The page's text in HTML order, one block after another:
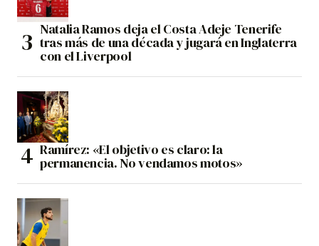
Natalia Ramos deja el Costa Adeje Tenerife
tras más de una década y jugará en Inglaterra
con el Liverpool
Ramírez: «El objetivo es claro: la
permanencia. No vendamos motos»